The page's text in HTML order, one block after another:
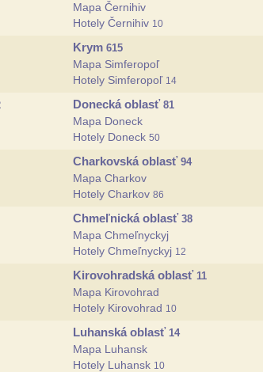
Mapa Černihiv
Hotely Černihiv 10
Krym 615
Mapa Simferopoľ
Hotely Simferopoľ 14
Donecká oblasť 81
Mapa Doneck
Hotely Doneck 50
Charkovská oblasť 94
Mapa Charkov
Hotely Charkov 86
Chmeľnická oblasť 38
Mapa Chmeľnyckyj
Hotely Chmeľnyckyj 12
Kirovohradská oblasť 11
Mapa Kirovohrad
Hotely Kirovohrad 10
Luhanská oblasť 14
Mapa Luhansk
Hotely Luhansk 10